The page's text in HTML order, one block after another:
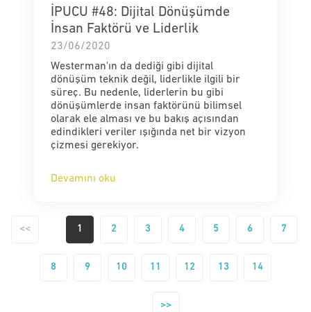
İPUCU #48: Dijital Dönüşümde
İnsan Faktörü ve Liderlik
23/06/2020
Westerman'ın da dediği gibi dijital
dönüşüm teknik değil, liderlikle ilgili bir
süreç. Bu nedenle, liderlerin bu gibi
dönüşümlerde insan faktörünü bilimsel
olarak ele alması ve bu bakış açısından
edindikleri veriler ışığında net bir vizyon
çizmesi gerekiyor.
Devamını oku
<< 1 2 3 4 5 6 7
8 9 10 11 12 13 14
>>